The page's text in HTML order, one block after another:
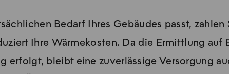
zu erwartende Außentemperatur. Für
zwischen etwa −13 °C in kälteren
Bedarf Ihres Gebäudes passt,
Ihre Wärmekosten. Da die Ermittlung auf
erfolgt, bleibt eine zuverlässige Versorgung